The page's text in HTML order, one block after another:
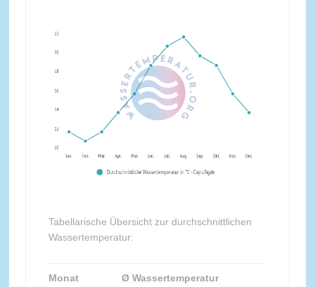
Tabellarische Übersicht zur durchschnittlichen
Wassertemperatur:
Monat Ø Wassertemperatur